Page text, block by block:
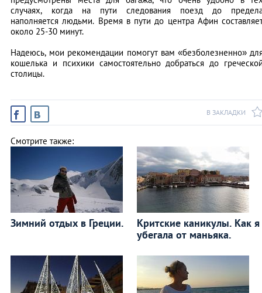
случаях, когда на пути следования поезд до
наполняется людьми. Время в пути до центра Афин
около 25-30 минут.
Надеюсь, мои рекомендации помогут вам «безболезненно»
кошелька и психики самостоятельно добраться до
столицы.
В ЗАКЛАДКИ
Смотрите также:
Зимний отдых в Греции.
Критские каникулы. Как я
убегала от маньяка.